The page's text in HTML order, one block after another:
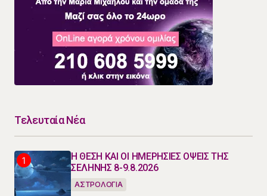
Τελευταία Νέα
Η ΘΕΣΗ ΚΑΙ ΟΙ ΗΜΕΡΗΣΙΕΣ ΟΨΕΙΣ ΤΗΣ
ΣΕΛΗΝΗΣ 8-9.8.2026
ΑΣΤΡΟΛΟΓΙΑ